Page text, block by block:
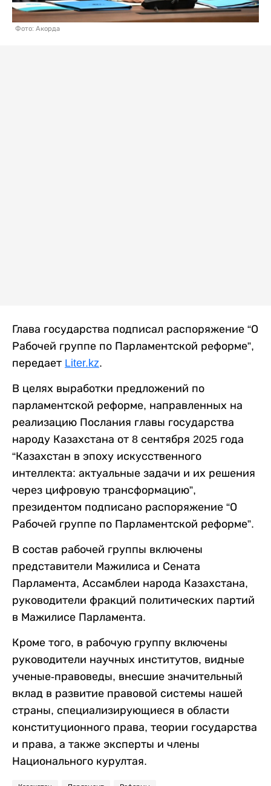
Фото: Акорда
Глава государства подписал распоряжение “О
Рабочей группе по Парламентской реформе”,
передает Liter.kz.
В целях выработки предложений по
парламентской реформе, направленных на
реализацию Послания главы государства
народу Казахстана от 8 сентября 2025 года
“Казахстан в эпоху искусственного
интеллекта: актуальные задачи и их решения
через цифровую трансформацию”,
президентом подписано распоряжение “О
Рабочей группе по Парламентской реформе”.
В состав рабочей группы включены
представители Мажилиса и Сената
Парламента, Ассамблеи народа Казахстана,
руководители фракций политических партий
в Мажилисе Парламента.
Кроме того, в рабочую группу включены
руководители научных институтов, видные
ученые-правоведы, внесшие значительный
вклад в развитие правовой системы нашей
страны, специализирующиеся в области
конституционного права, теории государства
и права, а также эксперты и члены
Национального курултая.